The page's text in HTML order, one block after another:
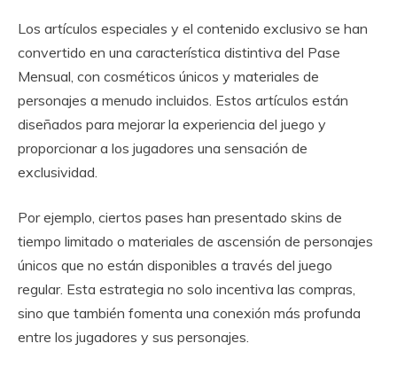
Los artículos especiales y el contenido exclusivo se han
convertido en una característica distintiva del Pase
Mensual, con cosméticos únicos y materiales de
personajes a menudo incluidos. Estos artículos están
diseñados para mejorar la experiencia del juego y
proporcionar a los jugadores una sensación de
exclusividad.
Por ejemplo, ciertos pases han presentado skins de
tiempo limitado o materiales de ascensión de personajes
únicos que no están disponibles a través del juego
regular. Esta estrategia no solo incentiva las compras,
sino que también fomenta una conexión más profunda
entre los jugadores y sus personajes.